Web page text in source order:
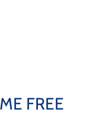
Version
FREE